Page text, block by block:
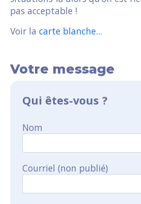
pas acceptable !
Voir la carte blanche...
Votre message
Qui êtes-vous ?
Nom
Courriel (non publié)